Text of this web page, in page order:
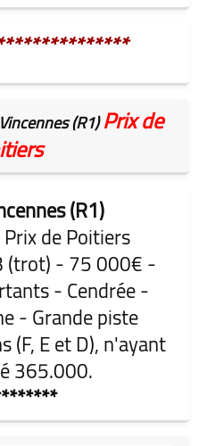
(R1)Prix de
(R1)
de Poitiers
(trot) - 75 000€ -
- Cendrée -
- Grande piste
(F, E et D), n'ayant
365.000.